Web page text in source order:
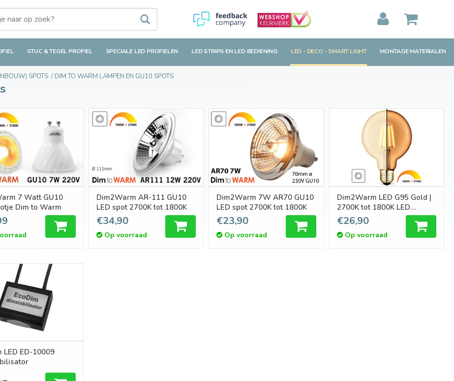
BEKIJKEN BESTELLEN
STUC & TEGEL PROFIEL SPECIALE LED PROFIELEN LED STRIPS EN LED BEDIENING LED - DECO - SMART LIGHT MONTAGE MATERIALEN
SPOTS / DIM TO WARM LAMPEN EN GU10 SPOTS
7 Watt GU10
Dim to Warm
Dim2Warm AR-111 GU10
LED spot 2700K tot 1800K
€34,90
Op voorraad
Dim2Warm 7W AR70 GU10
LED spot 2700K tot 1800K
€23,90
Op voorraad
Dim2Warm LED G95 Gold |
2700K tot 1800K LED
filament | E27 | 6W
€26,90
Op voorraad
LED ED-10009